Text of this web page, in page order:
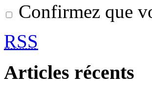
Confirmez que
RSS
Articles récents